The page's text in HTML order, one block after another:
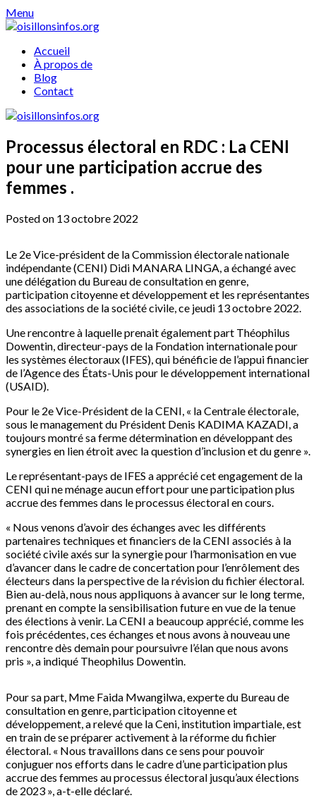
Skip
to
Menu
Accueil
À propos de
Blog
Contact
Processus électoral en RDC : La CENI
pour une participation accrue des
femmes .
Posted on 13 octobre 2022
Le 2e Vice-président de la Commission électorale nationale
indépendante (CENI) Didi MANARA LINGA, a échangé avec
une délégation du Bureau de consultation en genre,
participation citoyenne et développement et les représentantes
des associations de la société civile, ce jeudi 13 octobre 2022.
Une rencontre à laquelle prenait également part Théophilus
Dowentin, directeur-pays de la Fondation internationale pour
les systèmes électoraux (IFES), qui bénéficie de l’appui financier
de l’Agence des États-Unis pour le développement international
(USAID).
Pour le 2e Vice-Président de la CENI, « la Centrale électorale,
sous le management du Président Denis KADIMA KAZADI, a
toujours montré sa ferme détermination en développant des
synergies en lien étroit avec la question d’inclusion et du genre ».
Le représentant-pays de IFES a apprécié cet engagement de la
CENI qui ne ménage aucun effort pour une participation plus
accrue des femmes dans le processus électoral en cours.
« Nous venons d’avoir des échanges avec les différents
partenaires techniques et financiers de la CENI associés à la
société civile axés sur la synergie pour l’harmonisation en vue
d’avancer dans le cadre de concertation pour l’enrôlement des
électeurs dans la perspective de la révision du fichier électoral.
Bien au-delà, nous nous appliquons à avancer sur le long terme,
prenant en compte la sensibilisation future en vue de la tenue
des élections à venir. La CENI a beaucoup apprécié, comme les
fois précédentes, ces échanges et nous avons à nouveau une
rencontre dès demain pour poursuivre l’élan que nous avons
pris », a indiqué Theophilus Dowentin.
Pour sa part, Mme Faida Mwangilwa, experte du Bureau de
consultation en genre, participation citoyenne et
développement, a relevé que la Ceni, institution impartiale, est
en train de se préparer activement à la réforme du fichier
électoral. « Nous travaillons dans ce sens pour pouvoir
conjuguer nos efforts dans le cadre d’une participation plus
accrue des femmes au processus électoral jusqu’aux élections
de 2023 », a-t-elle déclaré.